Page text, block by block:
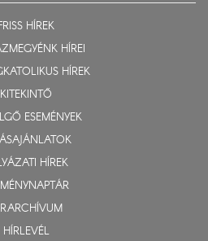
HÍREK
HÍREI
HÍREK
KITEKINTŐ
ESEMÉNYEK
HÍREK
HÍRLEVÉL